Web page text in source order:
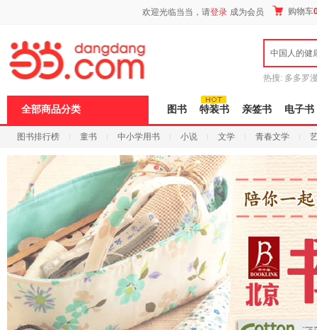
欢迎光临当当，请登录 成为会员 购物车
中国人的健
热搜: 多多罗
全部商品分类 图书 特装书 亲签书 电子书
图书排行榜 童书 中小学用书 小说 文学 青春文学
科技 进口原版 电子书
页
键
盲
模